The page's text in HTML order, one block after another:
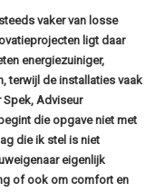
vaker van losse
ligt daar
energiezuiniger,
terwijl de installaties vaak
Spek, Adviseur
die opgave niet met
die ik stel is niet
eigenlijk
of ook om comfort en